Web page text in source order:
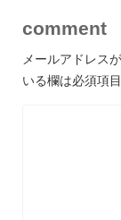
comment
メールアドレス
いる欄は必須項